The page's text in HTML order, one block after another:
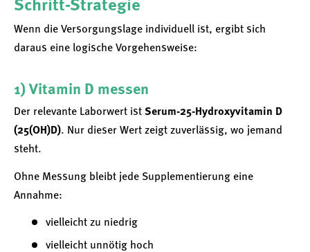
Schritt-Strategie
Wenn die Versorgungslage individuell ist, ergibt sich
daraus eine logische Vorgehensweise:
1) Vitamin D messen
Der relevante Laborwert ist Serum-25-Hydroxyvitamin D
(25(OH)D). Nur dieser Wert zeigt zuverlässig, wo jemand
steht.
Ohne Messung bleibt jede Supplementierung eine
Annahme:
vielleicht zu niedrig
vielleicht unnötig hoch